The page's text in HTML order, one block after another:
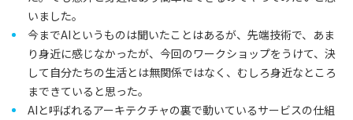
いました。
今までAIというものは聞いたことはあるが、先端技術で、あま
り身近に感じなかったが、今回のワークショップをうけて、決
して自分たちの生活とは無関係ではなく、むしろ身近なところ
まできていると思った。
AIと呼ばれるアーキテクチャの裏で動いているサービスの仕組